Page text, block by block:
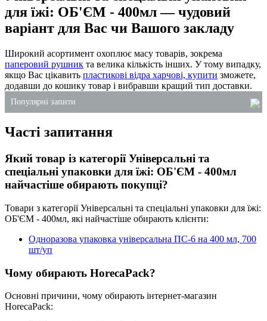
для їжі: ОБ'ЄМ - 400мл — чудовий
варіант для Вас чи Вашого закладу
Широкий асортимент охоплює масу товарів, зокрема
паперовий рушник та велика кількість інших. У тому випадку,
якщо Вас цікавить пластикові відра харчові, купити зможете,
додавши до кошику товар і вибравши кращий тип доставки.
Популярні запити
купити харчові пластикові відра
контейнер з фольги з кришкою
крафтові пакети купити київ
крафтові супниці київ
Часті запитання
Який товар із категорії Універсальні та
спеціальні упаковки для їжі: ОБ'ЄМ - 400мл
найчастіше обирають покупці?
Товари з категорії Універсальні та спеціальні упаковки для їжі:
ОБ'ЄМ - 400мл, які найчастіше обирають клієнти:
Одноразова упаковка універсальна ПС-6 на 400 мл, 700
шт/уп
Чому обирають HorecaPack?
Основні причини, чому обирають інтернет-магазин
HorecaPack: